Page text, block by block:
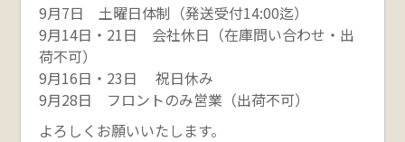
9月7日 土曜日体制（発送受付14:00迄）
9月14日・21日 会社休日（在庫問い合わせ・出
荷不可）
9月16日・23日 祝日休み
9月28日 フロントのみ営業（出荷不可）
よろしくお願いいたします。